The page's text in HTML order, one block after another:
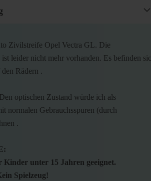
Zivilstreife Opel Vectra GL. Die
leider nicht mehr vorhanden. Es befinden
Rädern .
optischen Zustand würde ich als
normalen Gebrauchsspuren (durch
.
unter 15 Jahren geeignet.
Spielzeug!